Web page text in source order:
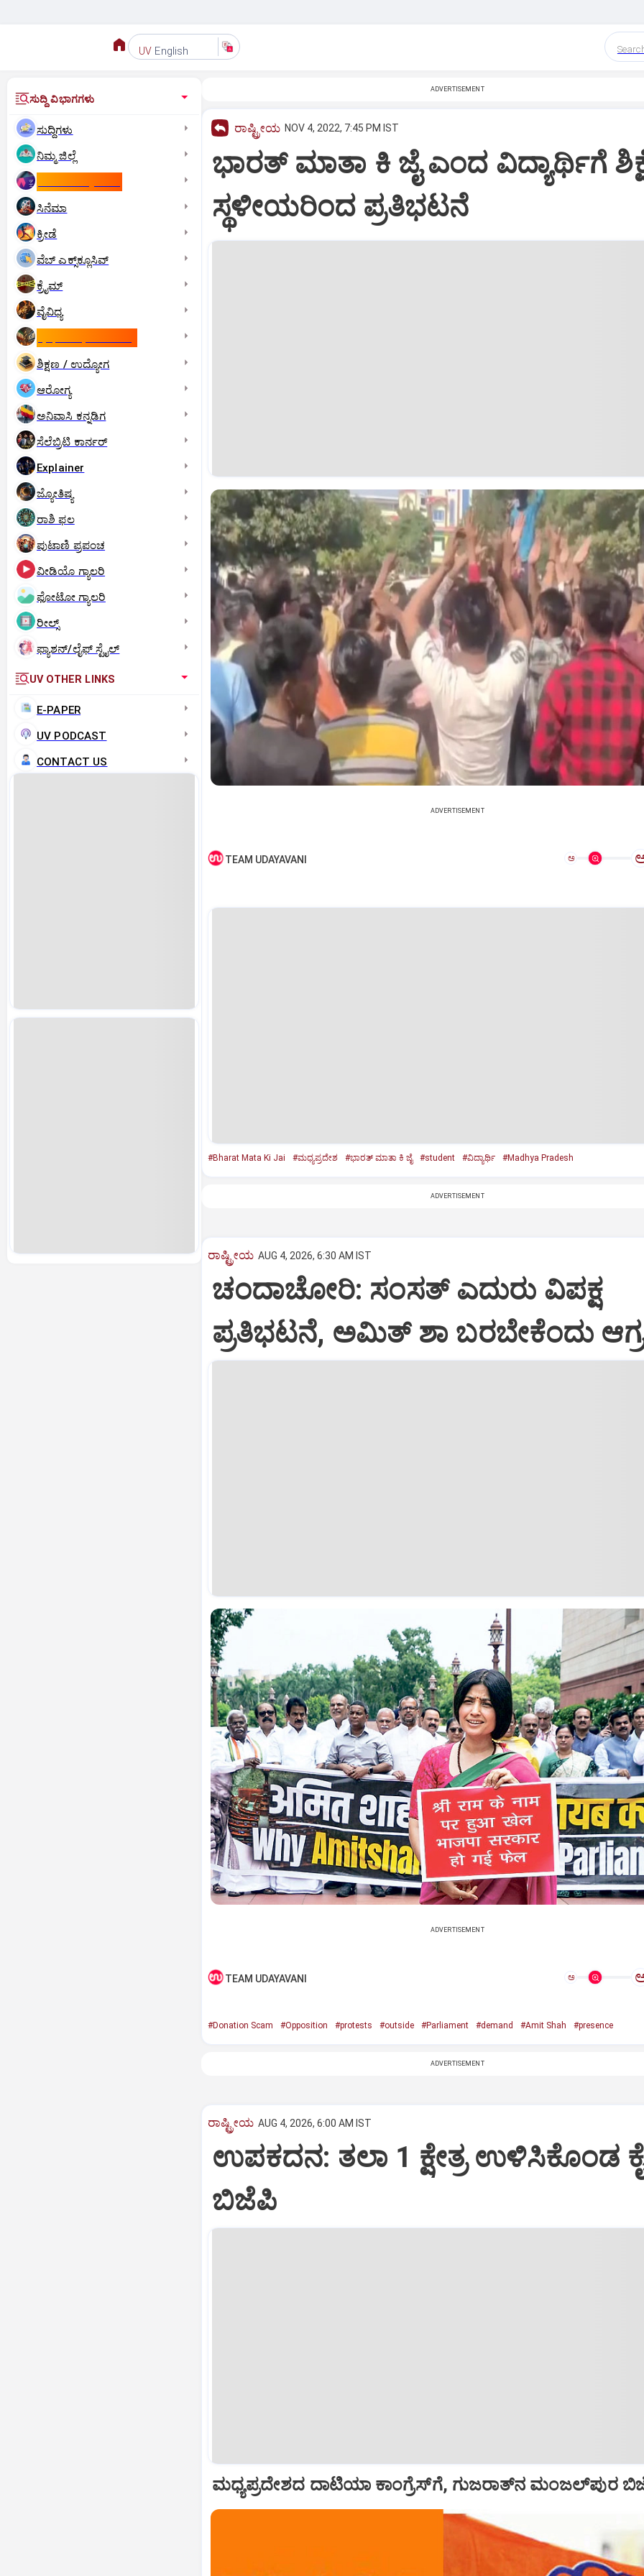
UV English
ಸುದ್ದಿ ವಿಭಾಗಗಳು
ಸುದ್ದಿಗಳು
ನಿಮ್ಮ ಜಿಲ್ಲೆ
ಸಿನೆಮಾ
ಕ್ರೀಡೆ
ವೆಬ್ ಎಕ್ಸ್‌ಕ್ಲೂಸಿವ್
ಕ್ರೈಮ್
ವೈವಿಧ್ಯ
ಶಿಕ್ಷಣ / ಉದ್ಯೋಗ
ಆರೋಗ್ಯ
ಅನಿವಾಸಿ ಕನ್ನಡಿಗ
ಸೆಲೆಬ್ರಿಟಿ ಕಾರ್ನರ್‌
Explainer
ಜ್ಯೋತಿಷ್ಯ
ರಾಶಿ ಫಲ
ಪುಟಾಣಿ ಪ್ರಪಂಚ
ವೀಡಿಯೊ ಗ್ಯಾಲರಿ
ಫೋಟೋ ಗ್ಯಾಲರಿ
ರೀಲ್ಸ್
ಫ್ಯಾಶನ್/ಲೈಫ್‌ ಸ್ಟೈಲ್
UV OTHER LINKS
E-PAPER
UV PODCAST
CONTACT US
ADVERTISEMENT
ರಾಷ್ಟ್ರೀಯ NOV 4, 2022, 7:45 PM IST
ಭಾರತ್‌ ಮಾತಾ ಕಿ ಜೈ ಎಂದ ವಿದ್ಯಾರ್ಥಿಗೆ
ಸ್ಥಳೀಯರಿಂದ ಪ್ರತಿಭಟನೆ
ADVERTISEMENT
TEAM UDAYAVANI ಅ
#Bharat Mata Ki Jai #ಮಧ್ಯಪ್ರದೇಶ #ಭಾರತ್‌ ಮಾತಾ ಕಿ ಜೈ #student #ವಿದ್ಯಾರ್ಥಿ #Madhya Pradesh
ADVERTISEMENT
ರಾಷ್ಟ್ರೀಯ AUG 4, 2026, 6:30 AM IST
ಚಂದಾಚೋರಿ: ಸಂಸತ್‌ ಎದುರು ವಿಪಕ್ಷ
ಪ್ರತಿಭಟನೆ, ಅಮಿತ್‌ ಶಾ ಬರಬೇಕೆಂದು
ADVERTISEMENT
TEAM UDAYAVANI ಅ
#Donation Scam #Opposition #protests #outside #Parliament #demand #Amit Shah #presence
ADVERTISEMENT
ರಾಷ್ಟ್ರೀಯ AUG 4, 2026, 6:00 AM IST
ಉಪಕದನ: ತಲಾ 1 ಕ್ಷೇತ್ರ ಉಳಿಸಿಕೊಂಡ
ಬಿಜೆಪಿ
ಮಧ್ಯಪ್ರದೇಶದ ದಾಟಿಯಾ ಕಾಂಗ್ರೆಸ್‌ಗೆ, ಗುಜರಾತ್‌ನ ಮಂಜಲ್‌ಪುರ